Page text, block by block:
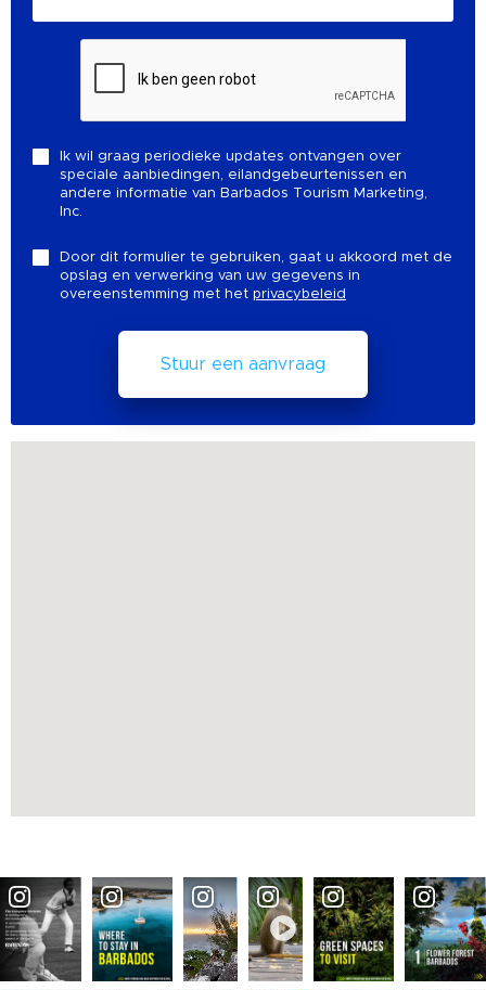
Ik wil graag periodieke updates ontvangen over
speciale aanbiedingen, eilandgebeurtenissen en
andere informatie van Barbados Tourism Marketing,
Inc.
Door dit formulier te gebruiken, gaat u akkoord met de
opslag en verwerking van uw gegevens in
overeenstemming met het privacybeleid